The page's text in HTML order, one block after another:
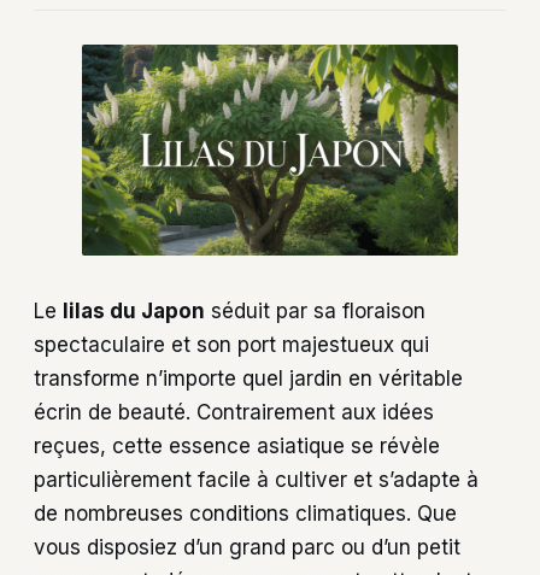
Le lilas du Japon séduit par sa floraison
spectaculaire et son port majestueux qui
transforme n’importe quel jardin en véritable
écrin de beauté. Contrairement aux idées
reçues, cette essence asiatique se révèle
particulièrement facile à cultiver et s’adapte à
de nombreuses conditions climatiques. Que
vous disposiez d’un grand parc ou d’un petit